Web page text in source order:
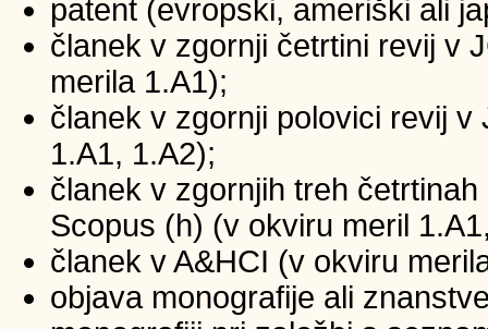
patent (evropski, ameriški ali
članek v zgornji četrtini revij v
merila 1.A1);
članek v zgornji polovici revij
1.A1, 1.A2);
članek v zgornjih treh
Scopus (h) (v okviru meril
članek v A&HCI (v okviru
objava monografije ali